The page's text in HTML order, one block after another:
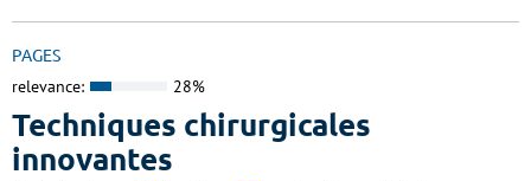
PAGES
relevance: 28%
Techniques chirurgicales
innovantes